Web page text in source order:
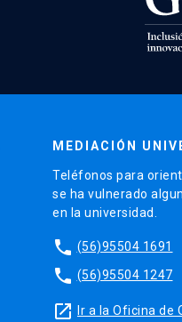
MEDIACIÓN
Teléfonos para
se ha vulnerado
en la universidad.
phone (56)95504 1691
phone (56)95504 1247
launch Ir a la Oficina de